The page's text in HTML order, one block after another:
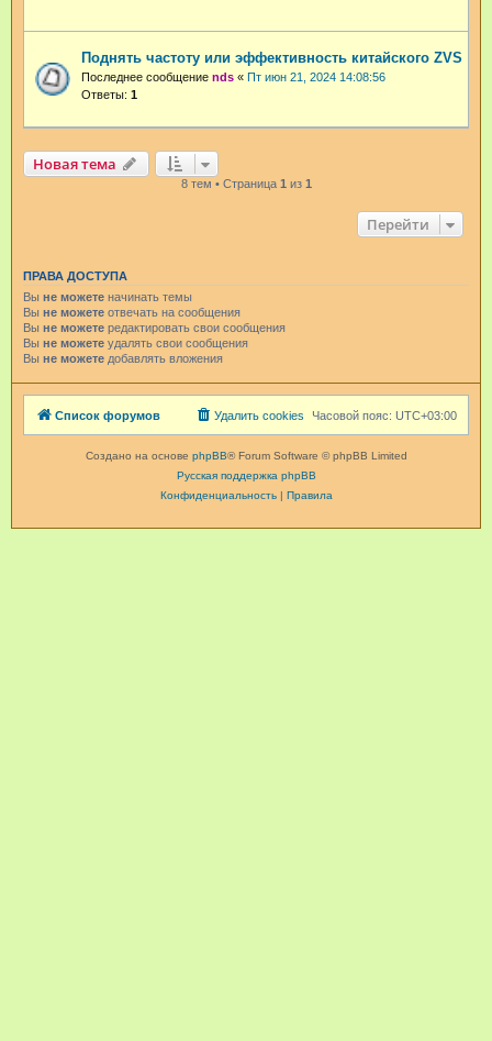
Поднять частоту или эффективность китайского ZVS
Последнее сообщение nds « Пт июн 21, 2024 14:08:56
Ответы: 1
Новая тема
8 тем • Страница 1 из 1
Перейти
ПРАВА ДОСТУПА
Вы не можете начинать темы
Вы не можете отвечать на сообщения
Вы не можете редактировать свои сообщения
Вы не можете удалять свои сообщения
Вы не можете добавлять вложения
Список форумов Часовой пояс: UTC+03:00
Удалить cookies
Создано на основе phpBB® Forum Software © phpBB Limited
Русская поддержка phpBB
Конфиденциальность| Правила